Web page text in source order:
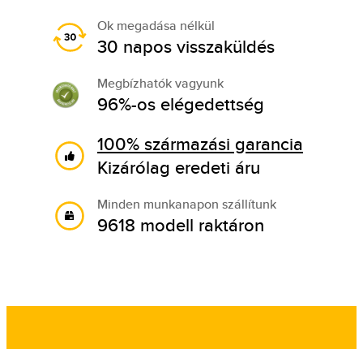
Ok megadása nélkül
30 napos visszaküldés
Megbízhatók vagyunk
96%-os elégedettség
100% származási garancia
Kizárólag eredeti áru
Minden munkanapon szállítunk
9618 modell raktáron